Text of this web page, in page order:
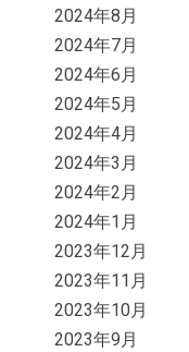
2024年8月
2024年7月
2024年6月
2024年5月
2024年4月
2024年3月
2024年2月
2024年1月
2023年12月
2023年11月
2023年10月
2023年9月